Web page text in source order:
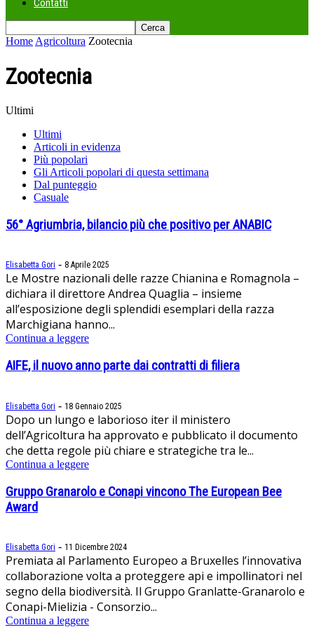
Contatti
Home Agricoltura Zootecnia
Zootecnia
Ultimi
Ultimi
Articoli in evidenza
Più popolari
Gli Articoli popolari di questa settimana
Dal punteggio
Casuale
56° Agriumbria, bilancio più che positivo per ANABIC
Elisabetta Gori - 8 Aprile 2025
Le Mostre nazionali delle razze Chianina e Romagnola –
dichiara il direttore Andrea Quaglia – insieme
all’esposizione degli splendidi esemplari della razza
Marchigiana hanno...
Continua a leggere
AIFE, il nuovo anno parte dai contratti di filiera
Elisabetta Gori - 18 Gennaio 2025
Dopo un lungo e laborioso iter il ministero
dell’Agricoltura ha approvato e pubblicato il documento
che detta regole più chiare e strategiche tra le...
Continua a leggere
Gruppo Granarolo e Conapi vincono The European Bee
Award
Elisabetta Gori - 11 Dicembre 2024
Premiata al Parlamento Europeo a Bruxelles l’innovativa
collaborazione volta a proteggere api e impollinatori nel
segno della biodiversità. Il Gruppo Granlatte-Granarolo e
Conapi-Mielizia - Consorzio...
Continua a leggere